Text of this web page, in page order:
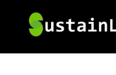
content